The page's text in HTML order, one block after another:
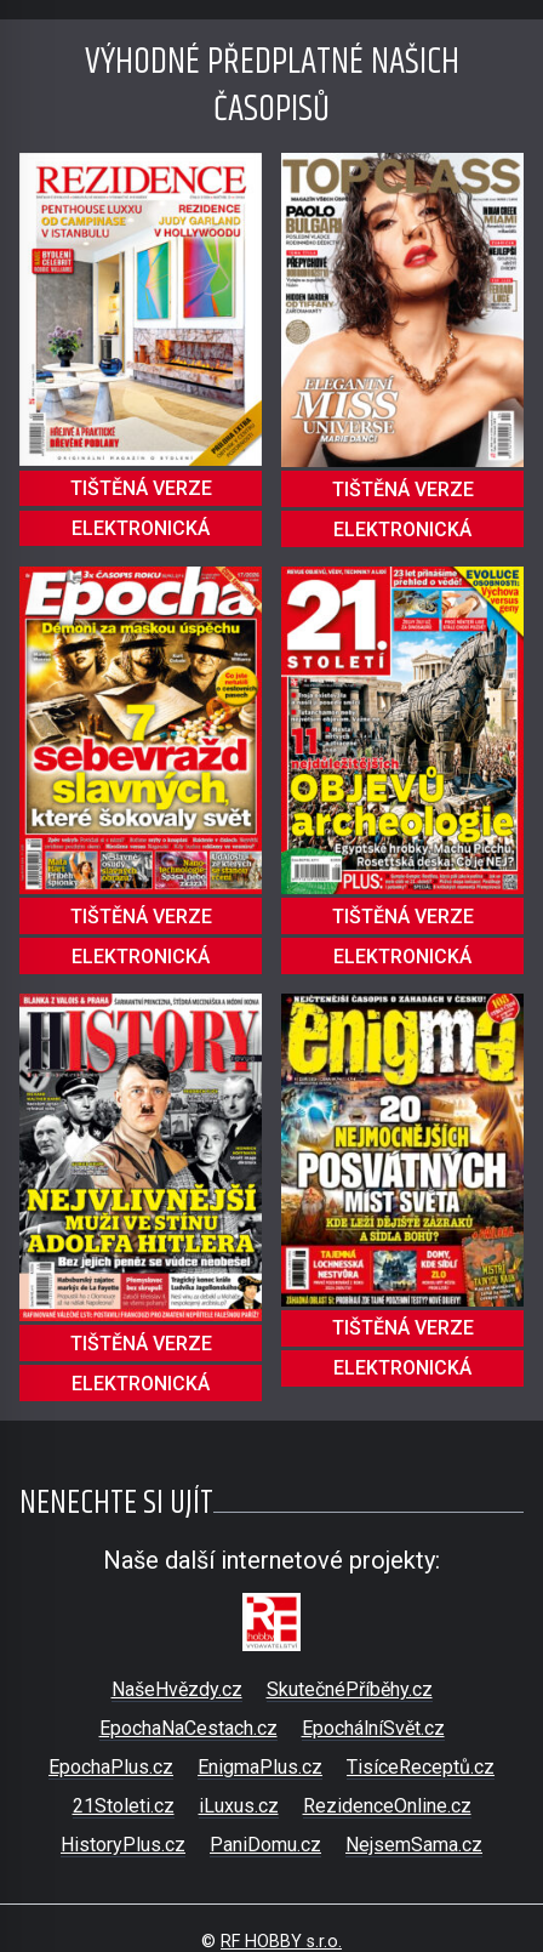
VÝHODNÉ PŘEDPLATNÉ NAŠICH
ČASOPISŮ
TIŠTĚNÁ VERZE
ELEKTRONICKÁ
TIŠTĚNÁ VERZE
ELEKTRONICKÁ
TIŠTĚNÁ VERZE
ELEKTRONICKÁ
TIŠTĚNÁ VERZE
ELEKTRONICKÁ
TIŠTĚNÁ VERZE
ELEKTRONICKÁ
TIŠTĚNÁ VERZE
ELEKTRONICKÁ
NENECHTE SI UJÍT
Naše další internetové projekty:
NašeHvězdy.cz
SkutečnéPříběhy.cz
EpochaNaCestach.cz
EpochálníSvět.cz
EpochaPlus.cz
EnigmaPlus.cz
TisíceReceptů.cz
21Stoleti.cz
iLuxus.cz
RezidenceOnline.cz
HistoryPlus.cz
PaniDomu.cz NejsemSama.cz
© RF HOBBY s.r.o.